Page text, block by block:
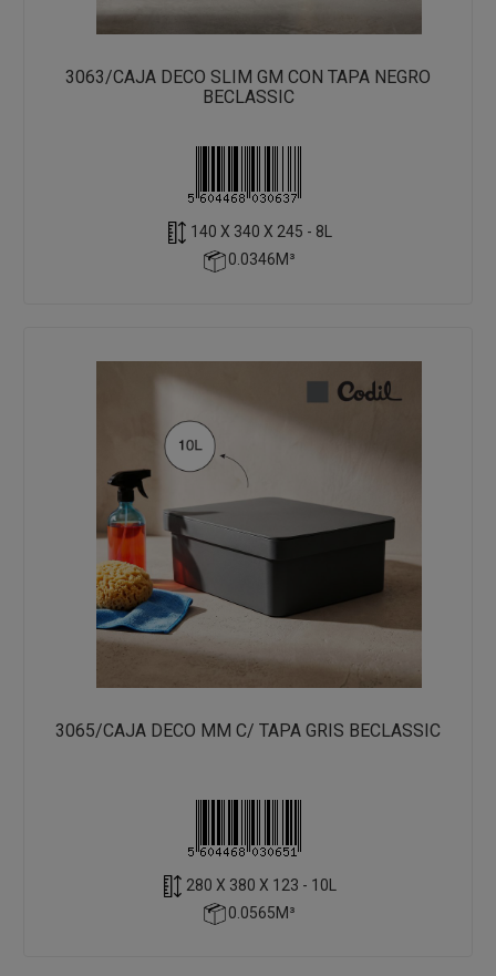
3063/CAJA DECO SLIM GM CON TAPA NEGRO
BECLASSIC
140 X 340 X 245 - 8L
0.0346M³
3065/CAJA DECO MM C/ TAPA GRIS BECLASSIC
280 X 380 X 123 - 10L
0.0565M³